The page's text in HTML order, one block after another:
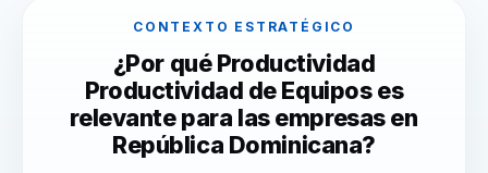
CONTEXTO ESTRATÉGICO
¿Por qué Productividad
Productividad de Equipos es
relevante para las empresas en
República Dominicana?